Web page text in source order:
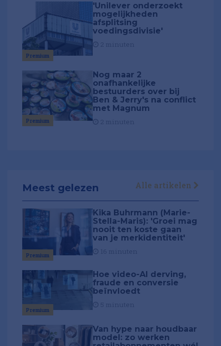
Premium
'Unilever onderzoekt
mogelijkheden
afsplitsing
voedingsdivisie'
Premium
Nog maar 2
onafhankelijke
bestuurders over bij
Ben & Jerry's na conflict
met Magnum
Meest gelezen Alle artikelen
Premium
Kika Buhrmann (Marie-
Stella-Maris): 'Groei mag
nooit ten koste gaan
van je merkidentiteit'
Premium
Hoe video-AI derving,
fraude en conversie
beïnvloedt
Van hype naar houdbaar
model: zo werken